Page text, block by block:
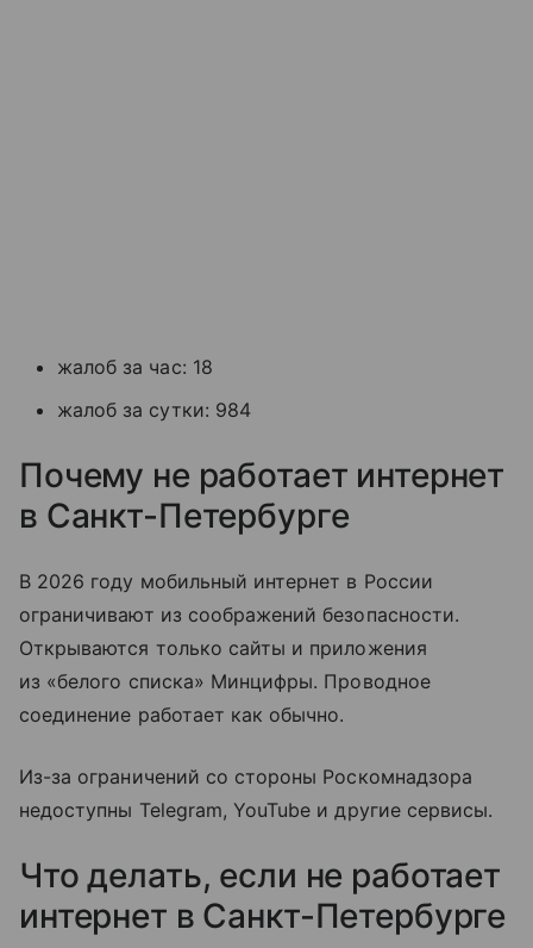
жалоб за час: 18
жалоб за сутки: 984
Почему не работает интернет
в Санкт-Петербурге
В 2026 году мобильный интернет в России
ограничивают из соображений безопасности.
Открываются только сайты и приложения
из «белого списка» Минцифры. Проводное
соединение работает как обычно.
Из-за ограничений со стороны Роскомнадзора
недоступны Telegram, YouTube и другие сервисы.
Что делать, если не работает
интернет в Санкт-Петербурге